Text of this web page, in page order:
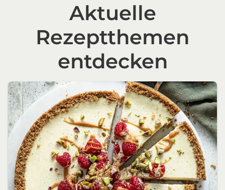
Aktuelle
Rezeptthemen
entdecken